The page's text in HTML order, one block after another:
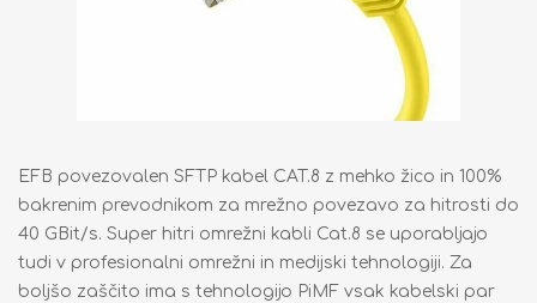
EFB povezovalen SFTP kabel CAT.8 z mehko žico in 100%
bakrenim prevodnikom za mrežno povezavo za hitrosti do
40 GBit/s. Super hitri omrežni kabli Cat.8 se uporabljajo
tudi v profesionalni omrežni in medijski tehnologiji. Za
boljšo zaščito ima s tehnologijo PiMF vsak kabelski par